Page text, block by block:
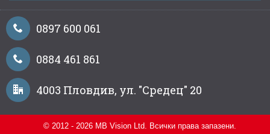
0897 600 061
0884 461 861
4003 Пловдив, ул. "Средец" 20
© 2012 - 2026 MB Vision Ltd. Всички права запазени.